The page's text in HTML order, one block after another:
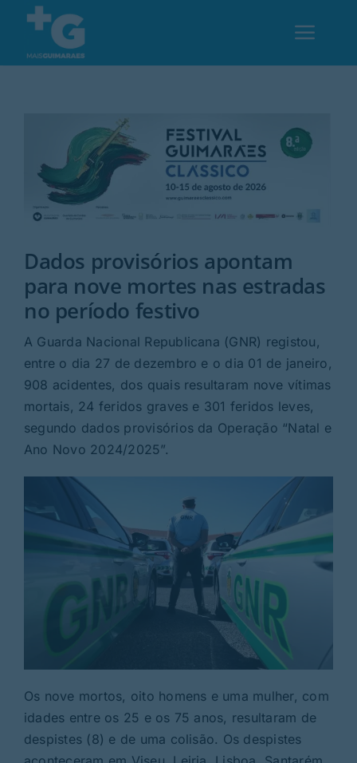
content
Desporto
Opinião
Região
Rubricas
Jornal
Search
Dados provisórios apontam
para nove mortes nas estradas
no período festivo
A Guarda Nacional Republicana (GNR) registou,
entre o dia 27 de dezembro e o dia 01 de janeiro,
908 acidentes, dos quais resultaram nove vítimas
mortais, 24 feridos graves e 301 feridos leves,
segundo dados provisórios da Operação “Natal e
Ano Novo 2024/2025”.
Os nove mortos, oito homens e uma mulher, com
idades entre os 25 e os 75 anos, resultaram de
despistes (8) e de uma colisão. Os despistes